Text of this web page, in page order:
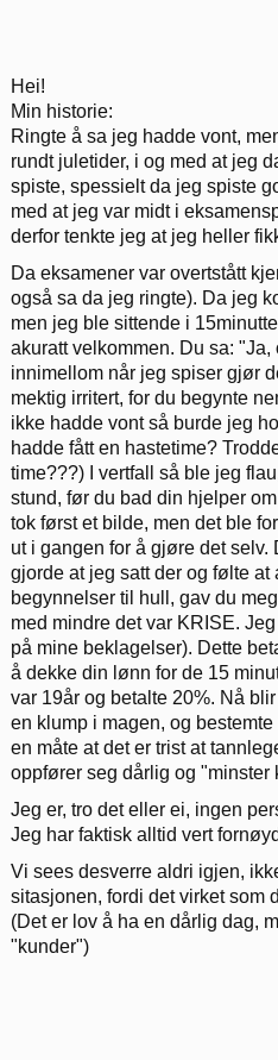
Hei!
Min historie:
Ringte å sa jeg hadde vont,
rundt juletider, i og med at jeg
spiste, spessielt da jeg spiste
med at jeg var midt i
derfor tenkte jeg at jeg heller
Da eksamener var overtstått
også sa da jeg ringte). Da jeg
men jeg ble sittende i
akuratt velkommen. Du sa:
innimellom når jeg spiser gjør
mektig irritert, for du begynte
ikke hadde vont så burde jeg
hadde fått en hastetime?
time???) I vertfall så ble jeg
stund, før du bad din hjelper
tok først et bilde, men det ble
ut i gangen for å gjøre det
gjorde at jeg satt der og følte
begynnelser til hull, gav du
med mindre det var KRISE.
på mine beklagelser). Dette
å dekke din lønn for de 15
var 19år og betalte 20%. Nå
en klump i magen, og
en måte at det er trist at
oppfører seg dårlig og "minster
Jeg er, tro det eller ei, ingen
Jeg har faktisk alltid vert
Vi sees desverre aldri igjen,
sitasjonen, fordi det virket som
(Det er lov å ha en dårlig dag,
"kunder")